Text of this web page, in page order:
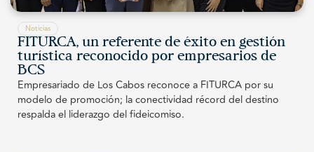
Noticias
FITURCA, un referente de éxito en gestión
turística reconocido por empresarios de
BCS
Empresariado de Los Cabos reconoce a FITURCA por su
modelo de promoción; la conectividad récord del destino
respalda el liderazgo del fideicomiso.